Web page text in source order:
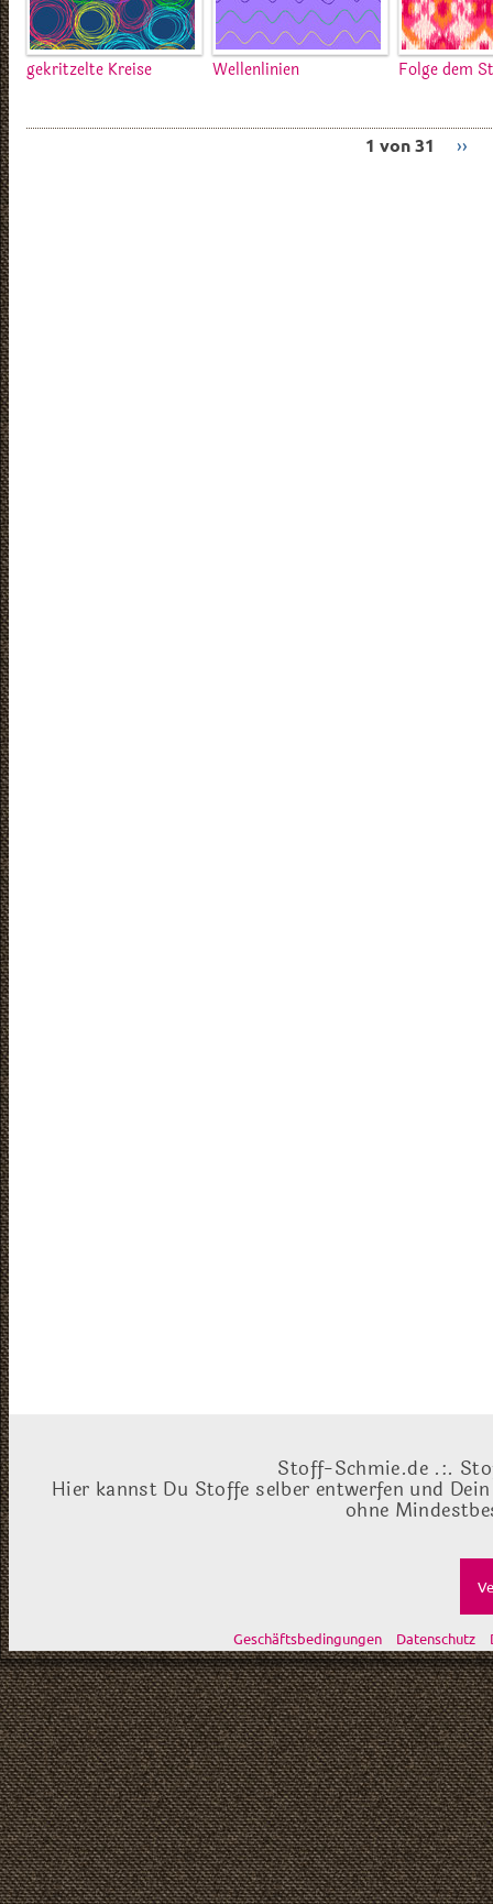
gekritzelte Kreise Wellenlinien Folge dem
1 von 31 ››
Stoff-Schmie.de .:.
Hier kannst Du Stoffe selber entwerfen und
ohne
Geschäftsbedingungen Datenschutz